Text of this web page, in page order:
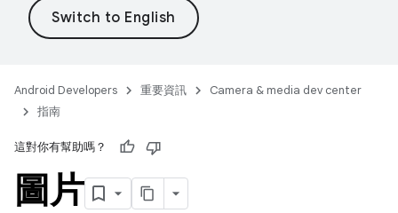
Android Developers 重要資訊
Camera & media dev center
指南
這對你有幫助嗎？
圖片